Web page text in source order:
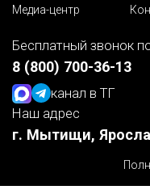
Медиа-центр
Бесплатный звонок
8 (800) 700-36-13
канал в ТГ
Наш адрес
г. Мытищи,